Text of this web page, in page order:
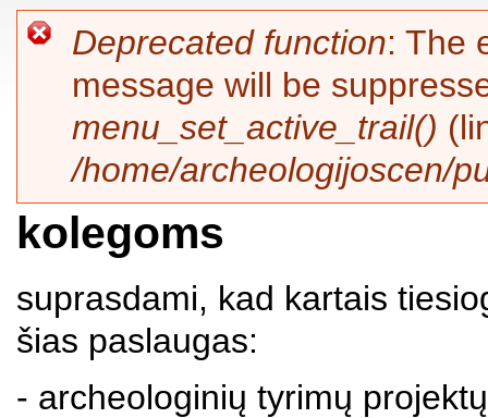
Error message
Deprecated function: The
message will be
menu_set_active_trail()
/home/archeologijoscen/
kolegoms
suprasdami, kad kartais
šias paslaugas:
- archeologinių tyrimų